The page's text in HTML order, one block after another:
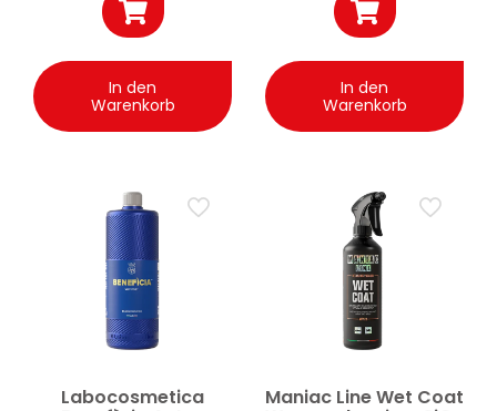
In den
Warenkorb
In den
Warenkorb
Labocosmetica Maniac Line Wet Coat